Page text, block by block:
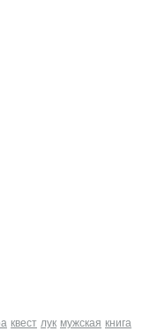
квест лук мужская книга